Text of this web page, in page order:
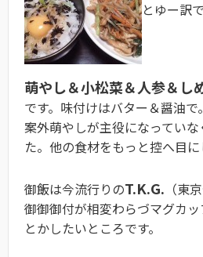
とゆー訳
萌やし＆小松菜＆人参＆し
です。味付けはバター＆醤油
案外萌やしが主役になってい
た。他の食材をもっと控へ目に
御飯は今流行りのT.K.G. （東
御御御付が相変わらづマグカ
とかしたいところです。